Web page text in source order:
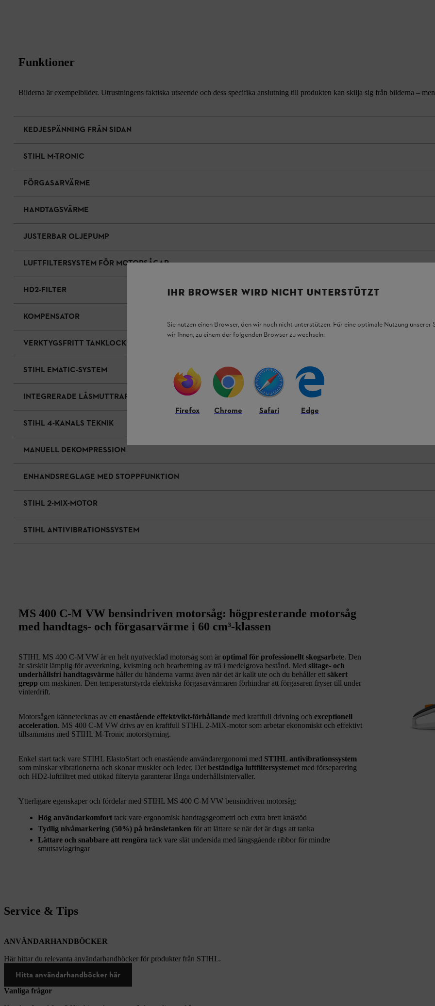
Funktioner
Bilderna är exempelbilder. Utrustningens faktiska utseende och dess specifika anslutning till produkten kan skilja sig från bilderna –
KEDJESPÄNNING FRÅN SIDAN
STIHL M-TRONIC
FÖRGASARVÄRME
HANDTAGSVÄRME
JUSTERBAR OLJEPUMP
LUFTFILTERSYSTEM FÖR MOTORSÅGAR
HD2-FILTER
KOMPENSATOR
VERKTYGSFRITT TANKLOCK FÖR OLJE- OCH BRÄNSLETANK
STIHL EMATIC-SYSTEM
INTEGRERADE LÅSMUTTRAR
STIHL 4-KANALS TEKNIK
MANUELL DEKOMPRESSION
ENHANDSREGLAGE MED STOPPFUNKTION
STIHL 2-MIX-MOTOR
STIHL ANTIVIBRATIONSSYSTEM
MS 400 C-M VW bensindriven motorsåg: högpresterande motorsåg
med handtags- och förgasarvärme i 60 cm³-klassen
STIHL MS 400 C-M VW är en helt nyutvecklad motorsåg som är optimal för professionellt skogsarbete. Den
är särskilt lämplig för avverkning, kvistning och bearbetning av trä i medelgrova bestånd. Med slitage- och
underhållsfri handtagsvärme håller du händerna varma även när det är kallt ute och du behåller ett säkert
grepp om maskinen. Den temperaturstyrda elektriska förgasarvärmaren förhindrar att förgasaren fryser till under
vinterdrift.
Motorsågen kännetecknas av ett enastående effekt/vikt-förhållande med kraftfull drivning och exceptionell
acceleration. MS 400 C-M VW drivs av en kraftfull STIHL 2-MIX-motor som arbetar ekonomiskt och effektivt
tillsammans med STIHL M-Tronic motorstyrning.
Enkel start tack vare STIHL ElastoStart och enastående användarergonomi med STIHL antivibrationssystem
som minskar vibrationerna och skonar muskler och leder. Det beständiga luftfiltersystemet med förseparering
och HD2-luftfiltret med utökad filteryta garanterar långa underhållsintervaller.
Ytterligare egenskaper och fördelar med STIHL MS 400 C-M VW bensindriven motorsåg:
Hög användarkomfort tack vare ergonomisk handtagsgeometri och extra brett knästöd
Tydlig nivåmarkering (50%) på bränsletanken för att lättare se när det är dags att tanka
Lättare och snabbare att rengöra tack vare slät undersida med längsgående ribbor för mindre
smutsavlagringar
Service & Tips
ANVÄNDARHANDBÖCKER
Här hittar du relevanta användarhandböcker för produkter från STIHL.
Hitta användarhandböcker här
Vanliga frågor
IHR BROWSER WIRD NICHT UNTERSTÜTZT
Sie nutzen einen Browser, den wir noch nicht unterstützen. Für eine optimale Nutzung unserer
wir Ihnen, zu einem der folgenden Browser zu wechseln:
Firefox Chrome Safari Edge